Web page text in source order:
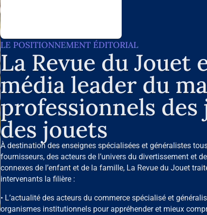
LE POSITIONNEMENT ÉDITORIAL
La Revue du Jouet
média leader du
professionnels des
des jouets
À destination des enseignes spécialisées et généralistes
fournisseurs, des acteurs de l’univers du divertissement et
connexes de l’enfant et de la famille, La Revue du Jouet
intervenants la filière :
• L’actualité des acteurs du commerce spécialisé et
organismes institutionnels pour appréhender et mieux